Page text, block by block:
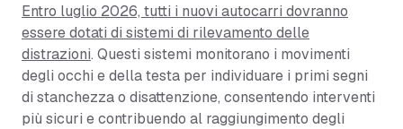
Entro luglio 2026, tutti i nuovi autocarri dovranno
essere dotati di sistemi di rilevamento delle
distrazioni. Questi sistemi monitorano i movimenti
degli occhi e della testa per individuare i primi segni
di stanchezza o disattenzione, consentendo interventi
più sicuri e contribuendo al raggiungimento degli